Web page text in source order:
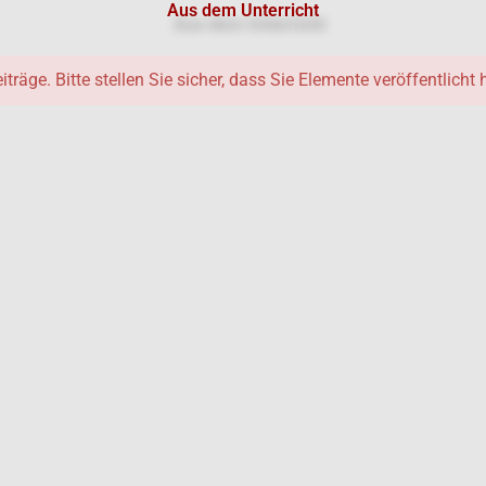
Aus dem Unterricht
Bitte stellen Sie sicher, dass Sie Elemente veröffentlicht